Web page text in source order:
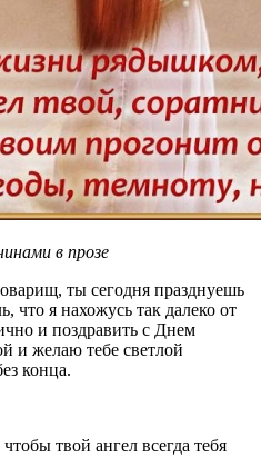
в прозе
ты сегодня празднуешь
что я нахожусь так далеко от
и поздравить с Днем
и желаю тебе светлой
конца.
твой ангел всегда тебя